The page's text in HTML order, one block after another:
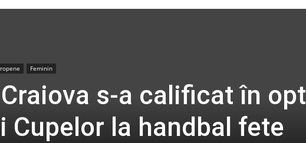
Feminin
s-a calificat în
Cupelor la handbal fete